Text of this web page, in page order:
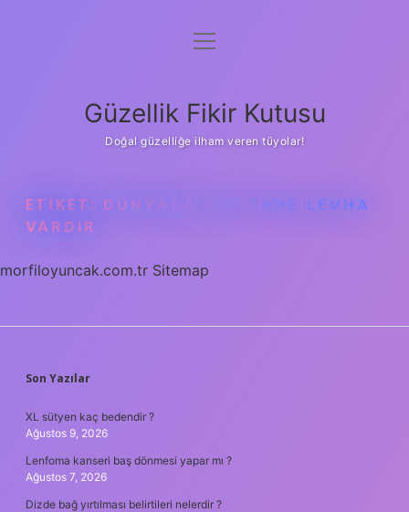
Anasayfa
Yasal Uyarı
menüyü
Güzellik Fikir Kutusu
Doğal güzelliğe ilham veren tüyolar!
ETIKET: DÜNYADA KAÇ TANE LEVHA
VARDIR
morfiloyuncak.com.tr Sitemap
SIDEBAR
Son Yazılar
XL sütyen kaç bedendir ?
Ağustos 9, 2026
Lenfoma kanseri baş dönmesi yapar mı ?
Ağustos 7, 2026
Dizde bağ yırtılması belirtileri nelerdir ?